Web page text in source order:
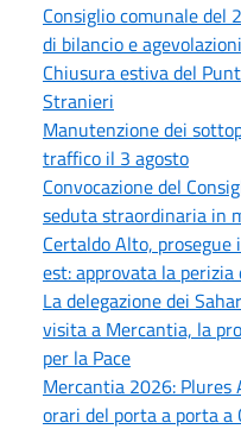
Consiglio comunale del
di bilancio e
Chiusura estiva del
Stranieri
Manutenzione dei
traffico il 3 agosto
Convocazione del
seduta straordinaria in
Certaldo Alto,
est: approvata la
La delegazione dei
visita a Mercantia, la
per la Pace
Mercantia 2026: Plures
orari del porta a porta a